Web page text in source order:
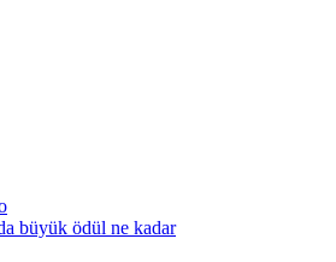
büyük ödül ne kadar